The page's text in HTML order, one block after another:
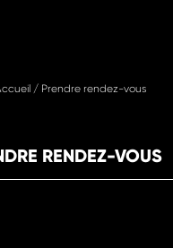
/ Prendre rendez-vous
RENDEZ-VOUS